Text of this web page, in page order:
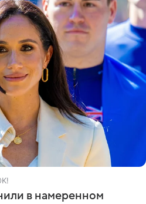
в намеренном